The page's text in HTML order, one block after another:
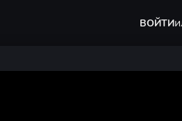
ВОЙТИ